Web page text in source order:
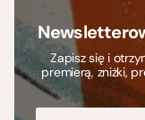
Zapisz się i
premierą, zniżki,